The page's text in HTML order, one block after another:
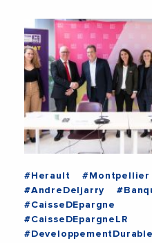
#Herault #Montpellier
#AndreDeljarry
#CaisseDEpargne
#CaisseDEpargneLR
#DeveloppementDurable